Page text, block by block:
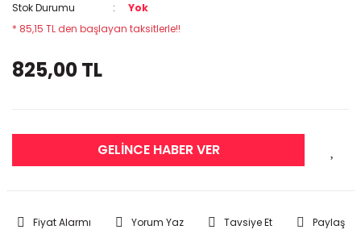
Stok Durumu
Yok
* 85,15 TL den başlayan taksitlerle!!
825,00 TL
GELİNCE HABER VER
Fiyat Alarmı Yorum Yaz Tavsiye Et Paylaş